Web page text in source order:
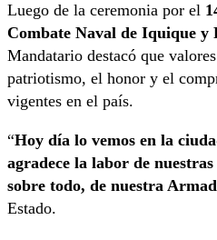
Luego de la ceremonia por el
Combate Naval de Iquique y
Mandatario destacó que
patriotismo, el honor y el
vigentes en el país.
“Hoy día lo vemos en la
agradece la labor de
sobre todo, de nuestra
Estado.